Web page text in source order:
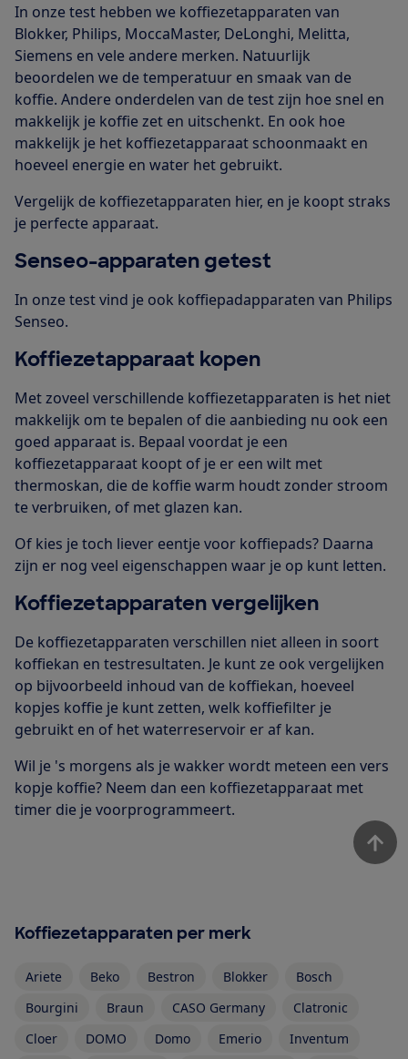
In onze test hebben we koffiezetapparaten van
Blokker, Philips, MoccaMaster, DeLonghi, Melitta,
Siemens en vele andere merken. Natuurlijk
beoordelen we de temperatuur en smaak van de
koffie. Andere onderdelen van de test zijn hoe snel en
makkelijk je koffie zet en uitschenkt. En ook hoe
makkelijk je het koffiezetapparaat schoonmaakt en
hoeveel energie en water het gebruikt.
Vergelijk de koffiezetapparaten hier, en je koopt straks
je perfecte apparaat.
Senseo-apparaten getest
In onze test vind je ook koffiepadapparaten van Philips
Senseo.
Koffiezetapparaat kopen
Met zoveel verschillende koffiezetapparaten is het niet
makkelijk om te bepalen of die aanbieding nu ook een
goed apparaat is. Bepaal voordat je een
koffiezetapparaat koopt of je er een wilt met
thermoskan, die de koffie warm houdt zonder stroom
te verbruiken, of met glazen kan.
Of kies je toch liever eentje voor koffiepads? Daarna
zijn er nog veel eigenschappen waar je op kunt letten.
Koffiezetapparaten vergelijken
De koffiezetapparaten verschillen niet alleen in soort
koffiekan en testresultaten. Je kunt ze ook vergelijken
op bijvoorbeeld inhoud van de koffiekan, hoeveel
kopjes koffie je kunt zetten, welk koffiefilter je
gebruikt en of het waterreservoir er af kan.
Wil je 's morgens als je wakker wordt meteen een vers
kopje koffie? Neem dan een koffiezetapparaat met
timer die je voorprogrammeert.
Koffiezetapparaten per merk
Ariete Beko Bestron Blokker
Bosch
Bourgini
Braun CASO Germany
Clatronic
Cloer
DOMO Domo Emerio
Inventum